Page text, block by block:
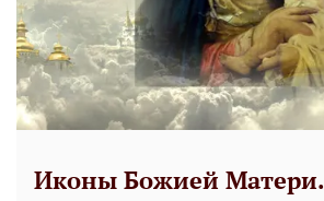
Иконы Божией Матери.